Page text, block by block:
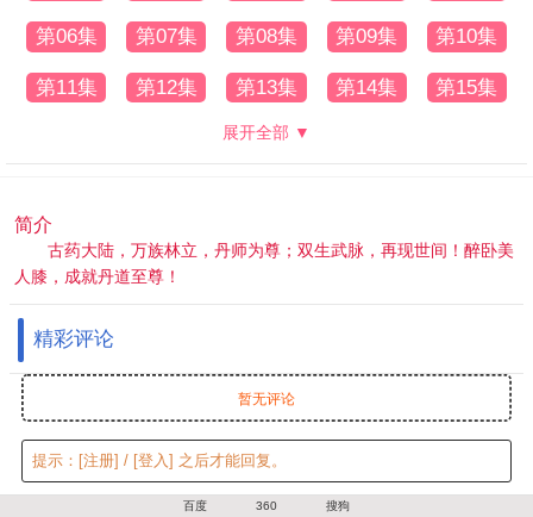
第06集 第07集 第08集 第09集 第10集
第11集 第12集 第13集 第14集 第15集
展开全部 ▼
简介
古药大陆，万族林立，丹师为尊；双生武脉，再现世间！醉卧美
人膝，成就丹道至尊！
精彩评论
暂无评论
提示： [注册] / [登入] 之后才能回复。
百度 360 搜狗